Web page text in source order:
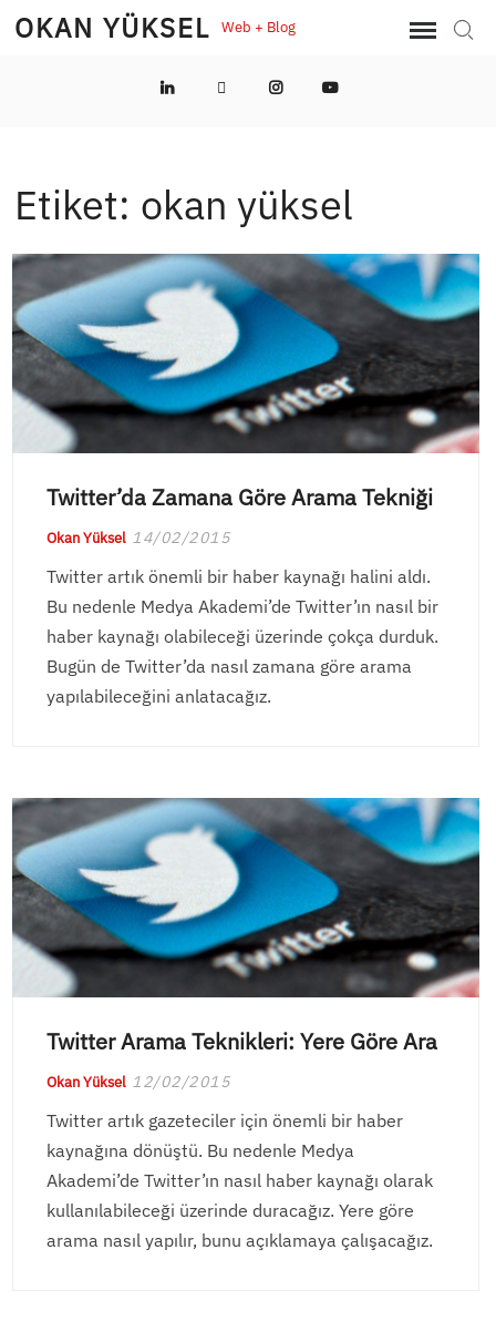
SkipOKAN YÜKSEL Web + Blog
LinkedInTwitterInstagramYouTube
Etiket: okan yüksel
Twitter’da Zamana Göre Arama Tekniği
Okan Yüksel 14/02/2015
Twitter artık önemli bir haber kaynağı halini aldı.
Bu nedenle Medya Akademi’de Twitter’ın nasıl bir
haber kaynağı olabileceği üzerinde çokça durduk.
Bugün de Twitter’da nasıl zamana göre arama
yapılabileceğini anlatacağız.
Twitter Arama Teknikleri: Yere Göre Ara
Okan Yüksel 12/02/2015
Twitter artık gazeteciler için önemli bir haber
kaynağına dönüştü. Bu nedenle Medya
Akademi’de Twitter’ın nasıl haber kaynağı olarak
kullanılabileceği üzerinde duracağız. Yere göre
arama nasıl yapılır, bunu açıklamaya çalışacağız.